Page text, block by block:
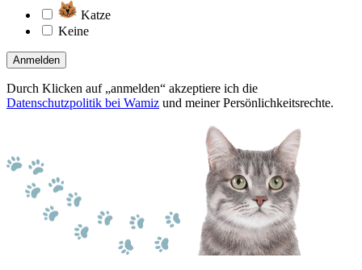
Katze
Keine
Anmelden
Durch Klicken auf „anmelden“ akzeptiere ich die
Datenschutzpolitik bei Wamiz und meiner Persönlichkeitsrechte.